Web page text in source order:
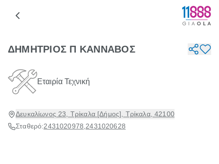
ΔΗΜΗΤΡΙΟΣ Π ΚΑΝΝΑΒΟΣ
Εταιρία Τεχνική
Δευκαλίωνος 23, Τρίκαλα [Δήμος], Τρίκαλα, 42100
Σταθερό:2431020978 2431020628